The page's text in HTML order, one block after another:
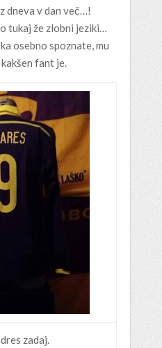
dneva v dan več…!
tukaj že zlobni jeziki…
osebno spoznate, mu
fant je.
zadaj.